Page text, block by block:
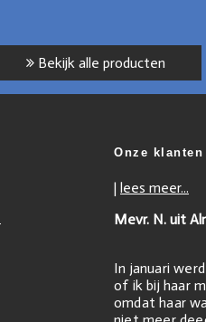
Bekijk alle producten
Onze klanten
| lees meer...
Mevr. N. uit
In januari
of ik bij haar
omdat haar